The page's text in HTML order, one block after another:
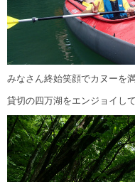
みなさん終始笑顔でカヌーを
貸切の四万湖をエンジョイし